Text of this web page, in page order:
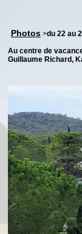
Photos >du 22 au
Au centre de
Guillaume Richard,